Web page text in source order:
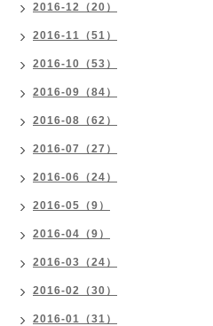
2016-12（20）
2016-11（51）
2016-10（53）
2016-09（84）
2016-08（62）
2016-07（27）
2016-06（24）
2016-05（9）
2016-04（9）
2016-03（24）
2016-02（30）
2016-01（31）